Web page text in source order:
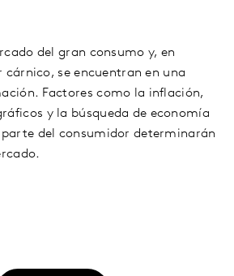
del gran consumo y, en
se encuentran en una
Factores como la inflación,
y la búsqueda de economía
del consumidor determinarán